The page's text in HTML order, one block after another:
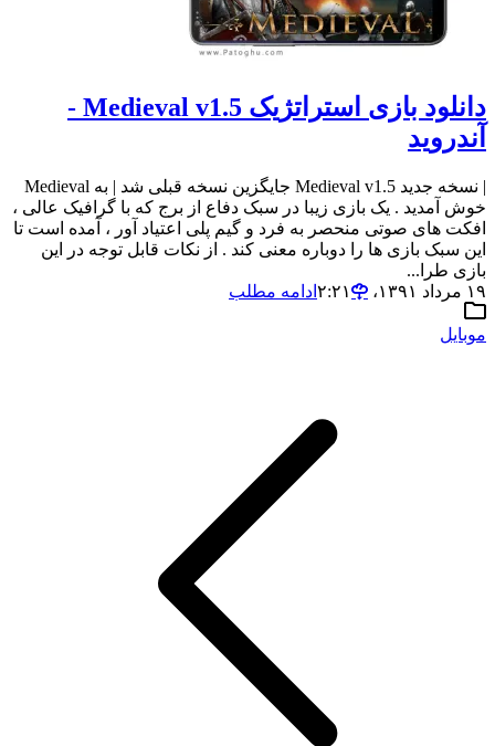
دانلود بازی استراتژیک Medieval v1.5 -
آندروید
| نسخه جدید Medieval v1.5 جایگزین نسخه قبلی شد | به Medieval
خوش آمدید . یک بازی زیبا در سبک دفاع از برج که با گرافیک عالی ،
افکت های صوتی منحصر به فرد و گیم پلی اعتیاد آور ، آمده است تا
این سبک بازی ها را دوباره معنی کند . از نکات قابل توجه در این
بازی طرا...
۱۹ مرداد ۱۳۹۱،‏ ۲:۲۱
ادامه مطلب
موبایل